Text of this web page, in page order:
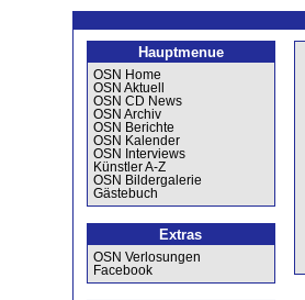
Hauptmenue
OSN Home
OSN Aktuell
OSN CD News
OSN Archiv
OSN Berichte
OSN Kalender
OSN Interviews
Künstler A-Z
OSN Bildergalerie
Gästebuch
Extras
OSN Verlosungen
Facebook